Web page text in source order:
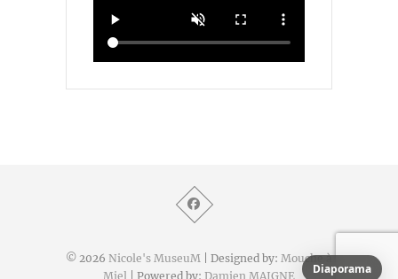
© 2026 Nicole's MuseuM | Designed by: Mouche à
Miel
| Powered by: Damien MAIGNE Diaporama